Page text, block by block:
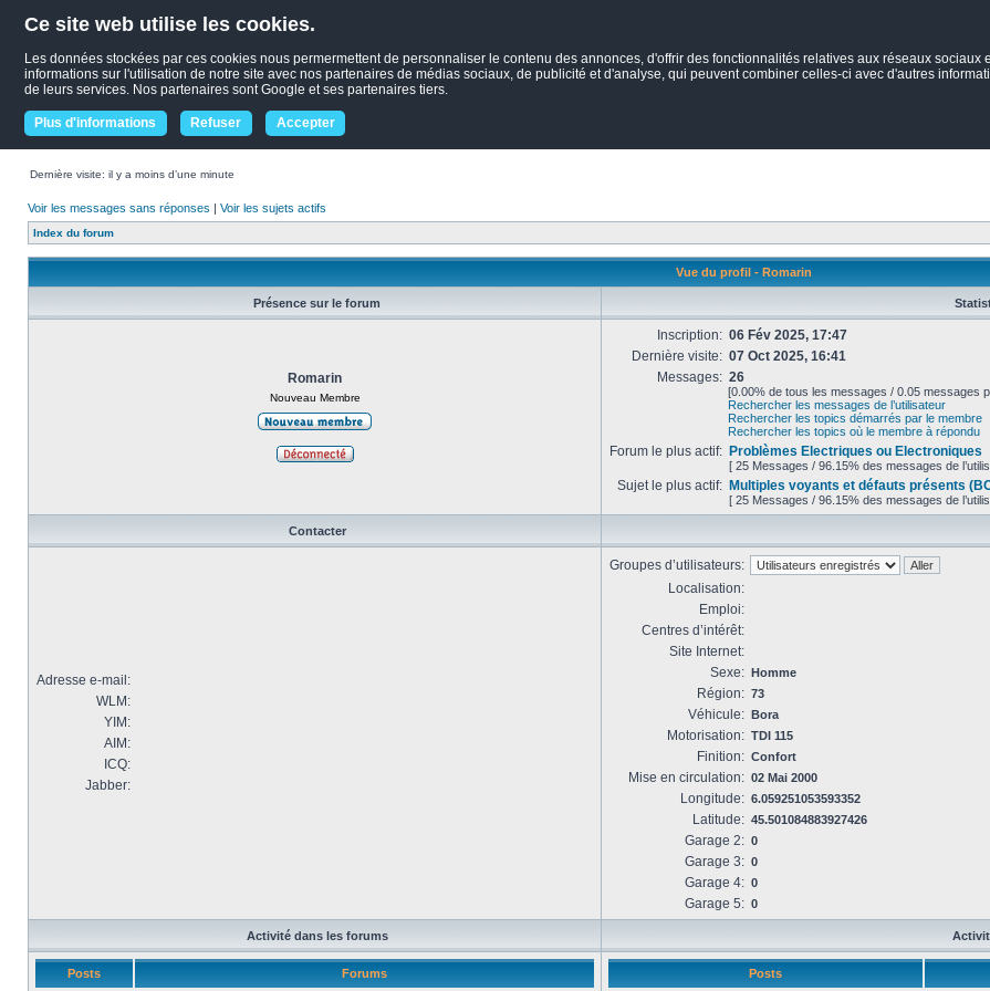
Ce site web utilise les cookies.
Les données stockées par ces cookies nous permermettent de personnaliser le contenu des annonces, d'offrir des fonctionnalités relatives aux réseaux
informations sur l'utilisation de notre site avec nos partenaires de médias sociaux, de publicité et d'analyse, qui peuvent combiner celles-ci avec d'autres
de leurs services. Nos partenaires sont Google et ses partenaires tiers.
Plus d'informations Refuser Accepter
Dernière visite: il y a moins d’une minute
Voir les messages sans réponses | Voir les sujets actifs
Index du forum
Vue du profil - Romarin
Présence sur le forum
Romarin
Nouveau Membre
Inscription: 06 Fév 2025, 17:47
Dernière visite: 07 Oct 2025, 16:41
Messages: 26
[0.00% de tous les messages / 0.05 messages
Rechercher les messages de l’utilisateur
Rechercher les topics démarrés par le membre
Rechercher les topics où le membre à répondu
Forum le plus actif: Problèmes Electriques ou Electroniques
[ 25 Messages / 96.15% des messages de
Sujet le plus actif: Multiples voyants et défauts présents
[ 25 Messages / 96.15% des messages de
Contacter
Adresse e-mail:
WLM:
YIM:
AIM:
ICQ:
Jabber:
Groupes d’utilisateurs:
Localisation:
Emploi:
Centres d’intérêt:
Site Internet:
Sexe: Homme
Région: 73
Véhicule: Bora
Motorisation: TDI 115
Finition: Confort
Mise en circulation: 02 Mai 2000
Longitude: 6.059251053593352
Latitude: 45.501084883927426
Garage 2: 0
Garage 3: 0
Garage 4: 0
Garage 5: 0
Activité dans les forums
Posts Forums Posts